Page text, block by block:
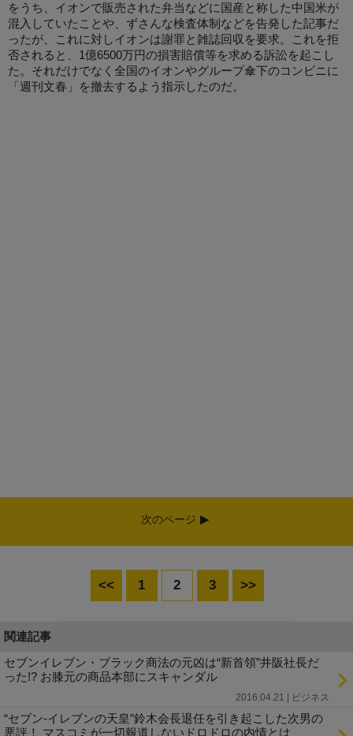
をうち、イオンで販売された弁当などに国産と称した中国米が
混入していたことや、ずさんな検査体制などを告発した記事だ
ったが、これに対しイオンは謝罪と雑誌回収を要求。これを拒
否されると、1億6500万円の損害賠償等を求める訴訟を起こし
た。それだけでなく全国のイオンやグループ傘下のコンビニに
「週刊文春」を撤去するよう指示したのだ。
次のページ
<< 1 2 3 >>
関連記事
セブンイレブン・ブラック商法の元凶は“新首領”井阪社長だ
った!? お膝元の商品本部にスキャンダル
2016.04.21 | ビジネス
“セブン-イレブンの天皇”鈴木会長退任を引き起こした次男の
悪評！ マスコミが一切報道しないドロドロの内情とは